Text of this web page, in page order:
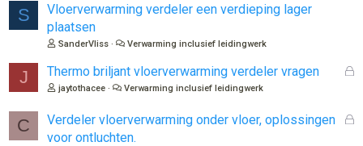
S
Vloerverwarming verdeler een verdieping lager
plaatsen
SanderVliss Verwarming inclusief leidingwerk
J
G
Thermo briljant vloerverwarming verdeler vragen
jaytothacee Verwarming inclusief leidingwerk
C
G
Verdeler vloerverwarming onder vloer, oplossingen
voor ontluchten.